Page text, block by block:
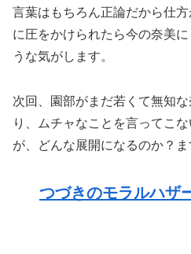
言葉はもちろん正論だから仕
に圧をかけられたら今の奈美
うな気がします。
次回、園部がまだ若くて無知
り、ムチャなことを言ってこ
が、どんな展開になるのか？
つづきのモラルハザ